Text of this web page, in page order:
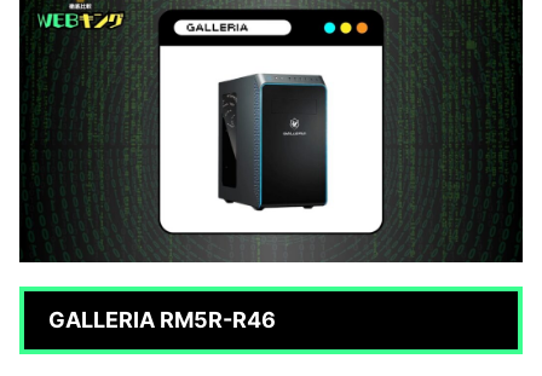
GALLERIA RM5R-R46